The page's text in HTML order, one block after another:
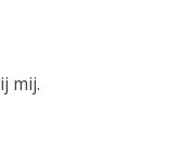
mij.